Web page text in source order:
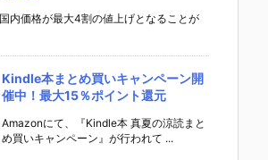
内価格が最大4割の値上げとなることが
Kindle本まとめ買いキャンペーン開
催中！最大15％ポイント還元
Amazonにて、『Kindle本 真夏の涼読まと
め買いキャンペーン』が行われて ...